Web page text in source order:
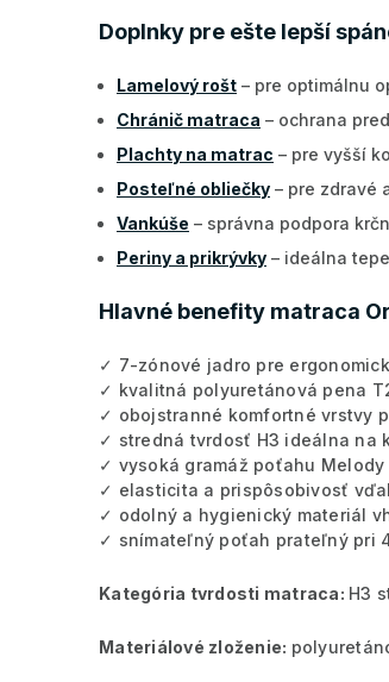
Doplnky pre ešte lepší
Lamelový rošt – pre optimálnu
Chránič matraca – ochrana
Plachty na matrac – pre vyšší
Posteľné obliečky – pre zdravé
Vankúše – správna podpora
Periny a prikrývky – ideálna
Hlavné benefity matraca
✓ 7-zónové jadro pre
✓ kvalitná polyuretánová pena
✓ obojstranné komfortné vrstvy
✓ stredná tvrdosť H3 ideálna na
✓ vysoká gramáž poťahu Melody
✓ elasticita a prispôsobivosť
✓ odolný a hygienický materiál
✓ snímateľný poťah prateľný pri
Kategória tvrdosti matraca: H3
Materiálové zloženie: